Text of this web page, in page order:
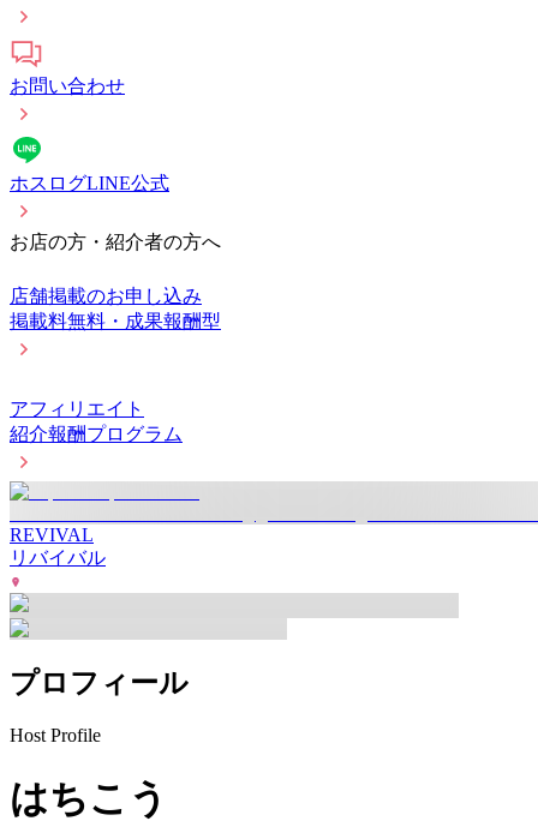
お問い合わせ
ホスログLINE公式
お店の方・紹介者の方へ
店舗掲載のお申し込み
掲載料無料・成果報酬型
アフィリエイト
紹介報酬プログラム
REVIVAL
リバイバル
プロフィール
Host Profile
はちこう